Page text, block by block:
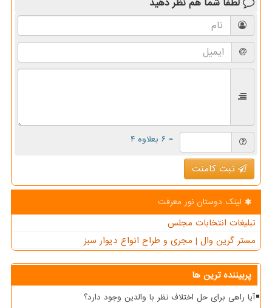
= ۶ بعلاوه ۴
ثبت کامنت
لینک دوستان نور معرفت
تبلیغات انتخابات مجلس
مستر گرین وال | مجری و طراح انواع دیوار سبز
پربیننده ترین ها
آیا راهی برای حل اختلاف نظر با والدین وجود دارد؟